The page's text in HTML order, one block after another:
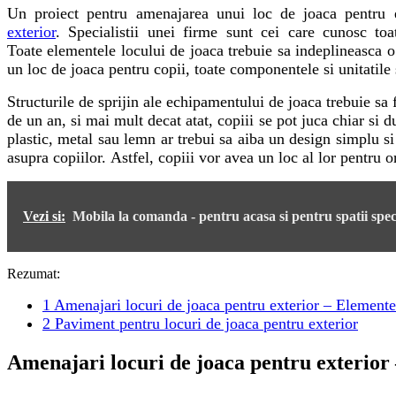
Un proiect pentru amenajarea unui loc de joaca
exterior. Specialistii unei firme sunt cei care cunosc
Toate elementele locului de joaca trebuie sa indeplineasca
un loc de joaca pentru copii, toate componentele si
Structurile de sprijin ale echipamentului de joaca trebuie
de un an, si mai mult decat atat, copiii se pot juca chiar si
plastic, metal sau lemn ar trebui sa aiba un design simplu
asupra copiilor. Astfel, copiii vor avea un loc al lor pentru
Vezi si: Mobila la comanda - pentru acasa si pentru spatii
Rezumat:
1 Amenajari locuri de joaca pentru exterior –
2 Paviment pentru locuri de joaca pentru exterior
Amenajari locuri de joaca pentru exterior